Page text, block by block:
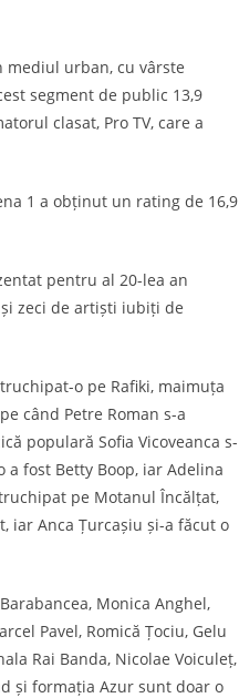
urban, cu vârste
segment de public 13,9
clasat, Pro TV, care a
1 a obținut un rating de 16,9
pentru al 20-lea an
zeci de artiști iubiți de
o pe Rafiki, maimuța
când Petre Roman s-a
populară Sofia Vicoveanca s-
fost Betty Boop, iar Adelina
pe Motanul Încălțat,
iar Anca Țurcașiu și-a făcut o
Monica Anghel,
Pavel, Romică Țociu, Gelu
Rai Banda, Nicolae Voiculeț,
și formația Azur sunt doar o